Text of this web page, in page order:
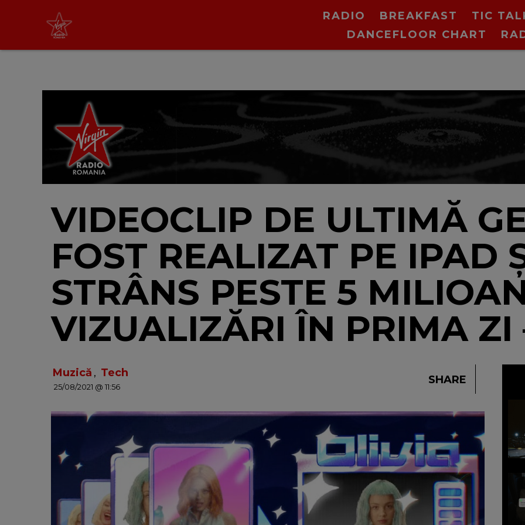
RADIO BREAKFAST TIC
DANCEFLOOR CHART
VIDEOCLIP DE ULTIMĂ
FOST REALIZAT PE IPAD
STRÂNS PESTE 5
VIZUALIZĂRI ÎN PRIMA ZI
Muzică , Tech
25/08/2021 @ 11:56
SHARE